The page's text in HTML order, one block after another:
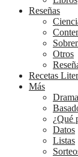
Reseñas
Otros
Recetas
Más
¿Qué
Datos
Listas